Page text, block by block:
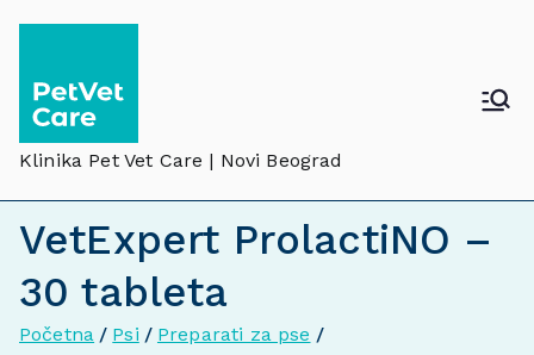
Klinika Pet Vet Care | Novi Beograd
VetExpert ProlactiNO –
30 tableta
Početna Psi
Preparati za pse